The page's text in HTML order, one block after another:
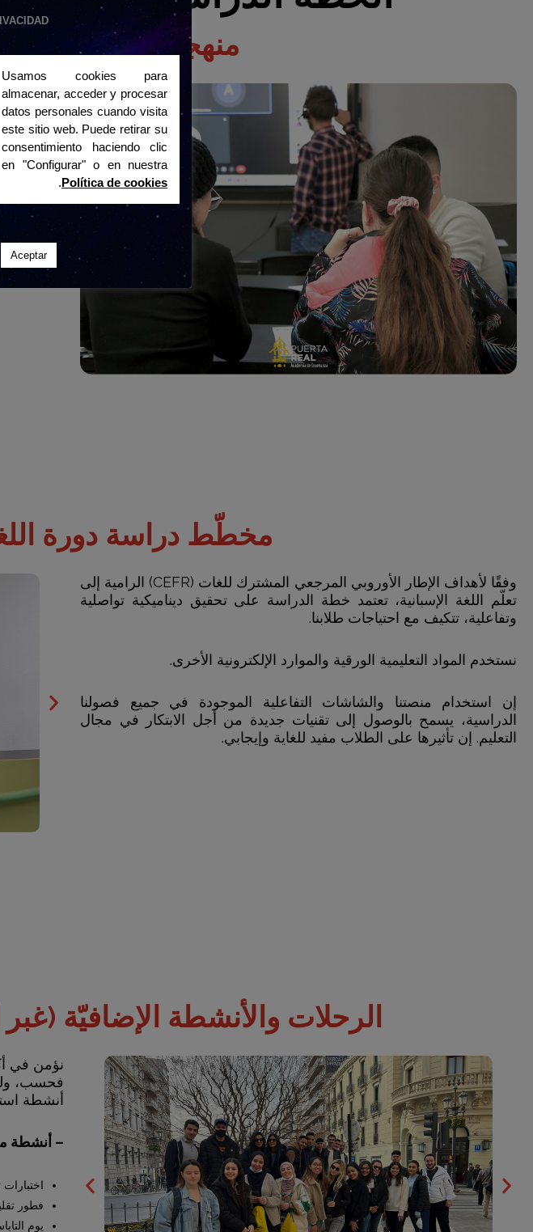
منهجية دروس اللغة
خلال
والتعبير
الثقافية
جانب
اختبار
يُقيّم
المعلم
مخطّط دراسة دورة
وفقًا لأهداف الإطار الأوروبي المرجعي المشترك للغات (CEFR) الرامية إلى
تعلّم اللغة الإسبانية، تعتمد خطة الدراسة على تحقيق ديناميكية تواصلية
وتفاعلية، تتكيف مع احتياجات طلابنا.
نستخدم المواد التعليمية الورقية والموارد الإلكترونية الأخرى.
إن استخدام منصتنا والشاشات التفاعلية الموجودة في جميع فصولنا
الدراسية، يسمح بالوصول إلى تقنيات جديدة من أجل الابتكار في مجال
التعليم. إن تأثيرها على الطلاب مفيد للغاية وإيجابي.
الرحلات والأنشطة الإضافيّة
نؤمن في
فحسب،
أنشطة
– أنشطة
فطور
يوم
Usamos cookies para
almacenar, acceder y procesar
datos personales cuando visita
este sitio web. Puede retirar su
consentimiento haciendo clic
en "Configurar" o en nuestra
Política de cookies
.
Aceptar